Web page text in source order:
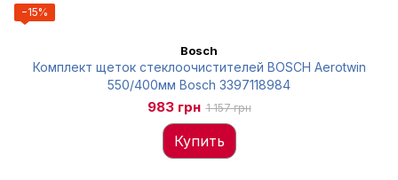
−15%
Bosch
Комплект щеток стеклоочистителей BOSCH Aerotwin
550/400мм Bosch 3397118984
983 грн 1 157 грн
Купить